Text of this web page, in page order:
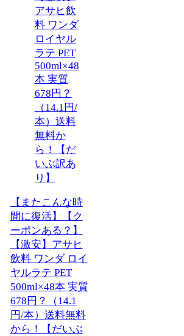
【またこんな時
間に復活】【ク
ーポンある？】
【激安】アサヒ
飲料 ワンダ ロイ
ヤルラテ PET
500ml×48本 実質
678円？（14.1
円/本）送料無料
から！【だいぶ